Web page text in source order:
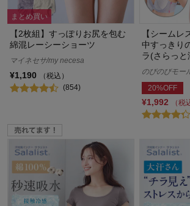
まとめ買い
【2枚組】すっぽりお尻を包む
綿混レーシーショーツ
マイネセサ/my necesa
¥1,190
（税込）
(854)
【シーム
中すっきり
ラ(さらっ
のびのびモー
20%OFF
¥1,992
（税